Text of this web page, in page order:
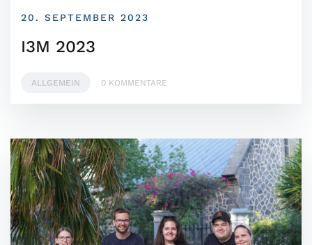
20. SEPTEMBER 2023
I3M 2023
ALLGEMEIN 0 KOMMENTARE